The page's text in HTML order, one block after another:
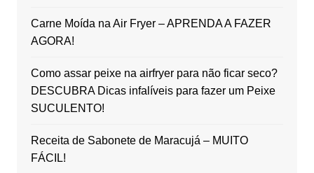
Carne Moída na Air Fryer – APRENDA A FAZER
AGORA!
Como assar peixe na airfryer para não ficar seco?
DESCUBRA Dicas infalíveis para fazer um Peixe
SUCULENTO!
Receita de Sabonete de Maracujá – MUITO
FÁCIL!